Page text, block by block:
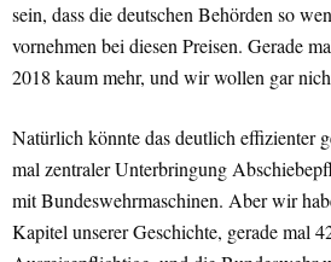
sein, dass die deutschen Behörden so
vornehmen bei diesen Preisen. Gerade
2018 kaum mehr, und wir wollen gar
Natürlich könnte das deutlich effizienter
mal zentraler Unterbringung
mit Bundeswehrmaschinen. Aber wir
Kapitel unserer Geschichte, gerade mal